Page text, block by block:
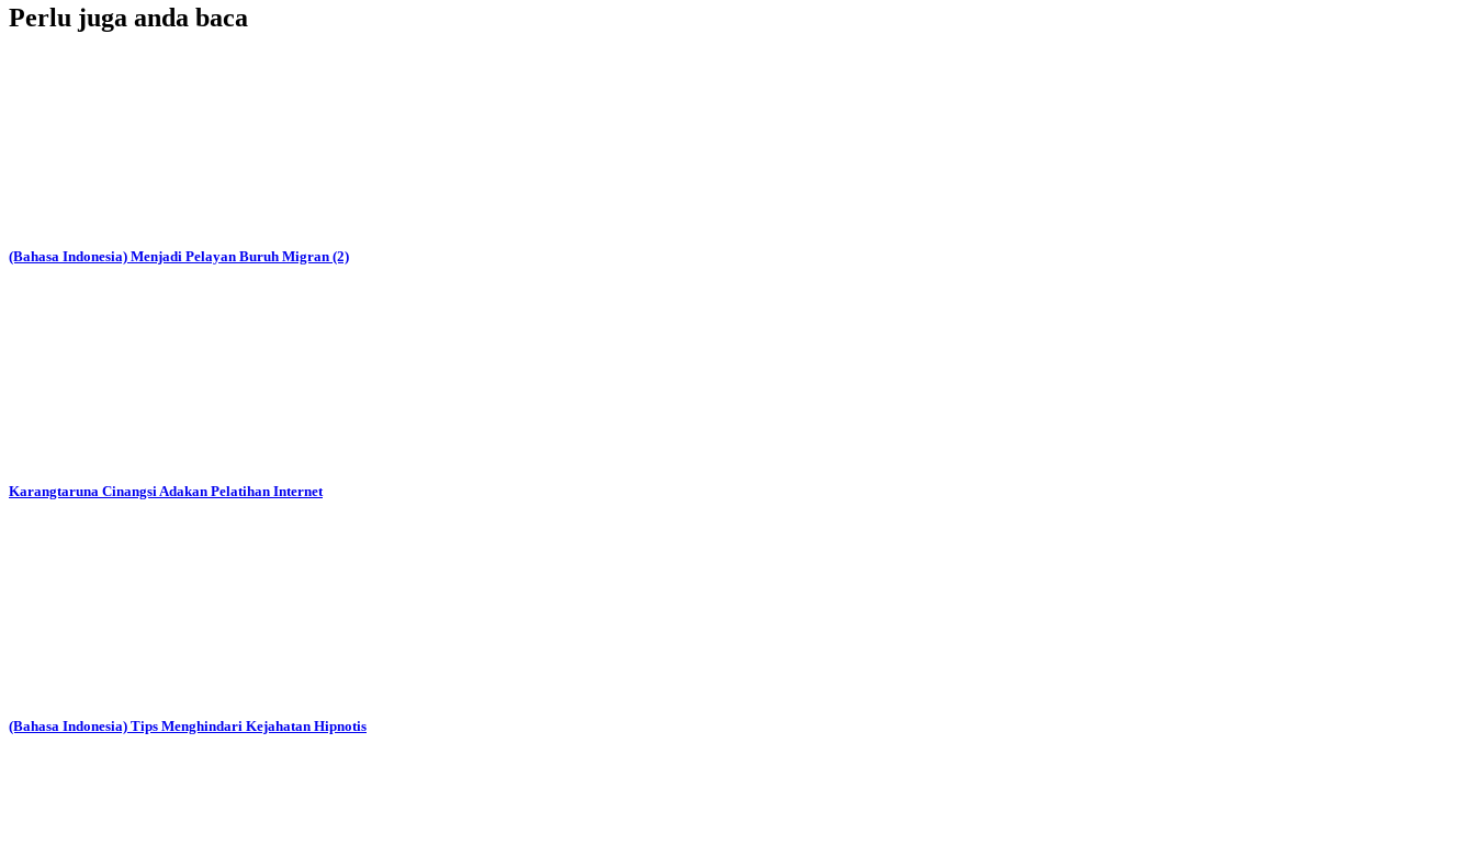
Perlu juga anda baca
(Bahasa Indonesia) Menjadi Pelayan Buruh Migran (2)
Karangtaruna Cinangsi Adakan Pelatihan Internet
(Bahasa Indonesia) Tips Menghindari Kejahatan Hipnotis